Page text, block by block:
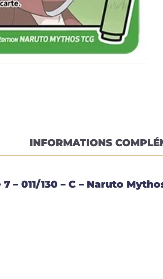
INFORMATIONS
– 011/130 – C – Naruto